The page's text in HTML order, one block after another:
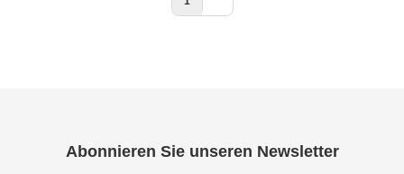
Abonnieren Sie unseren Newsletter